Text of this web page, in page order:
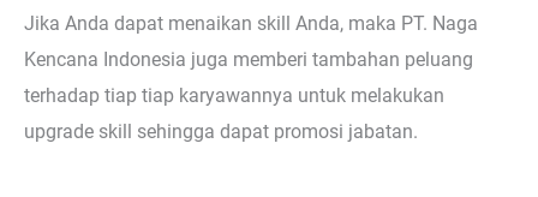
Jika Anda dapat menaikan skill Anda, maka PT. Naga
Kencana Indonesia juga memberi tambahan peluang
terhadap tiap tiap karyawannya untuk melakukan
upgrade skill sehingga dapat promosi jabatan.